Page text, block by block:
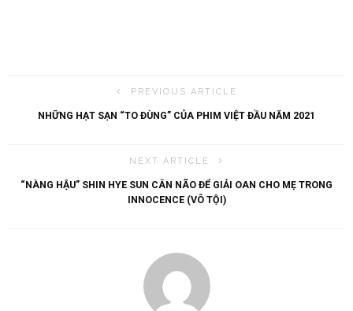
PREVIOUS ARTICLE
NHỮNG HẠT SẠN “TO ĐÙNG” CỦA PHIM VIỆT ĐẦU NĂM 2021
NEXT ARTICLE
“NÀNG HẬU” SHIN HYE SUN CÂN NÃO ĐỂ GIẢI OAN CHO MẸ TRONG
INNOCENCE (VÔ TỘI)